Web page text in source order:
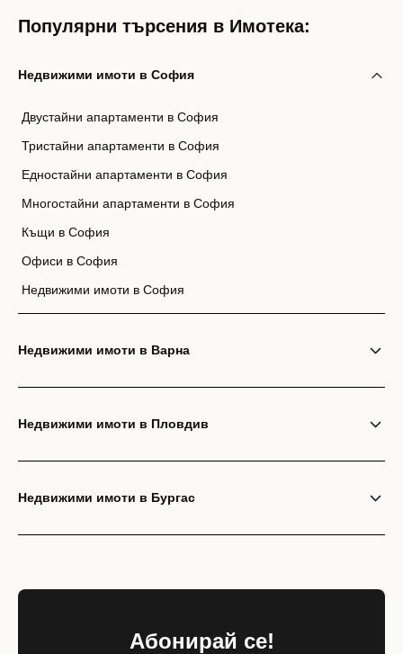
Популярни търсения в Имотека:
Недвижими имоти в София
Двустайни апартаменти в София
Тристайни апартаменти в София
Едностайни апартаменти в София
Многостайни апартаменти в София
Къщи в София
Офиси в София
Недвижими имоти в София
Недвижими имоти в Варна
Недвижими имоти в Пловдив
Недвижими имоти в Бургас
Абонирай се!